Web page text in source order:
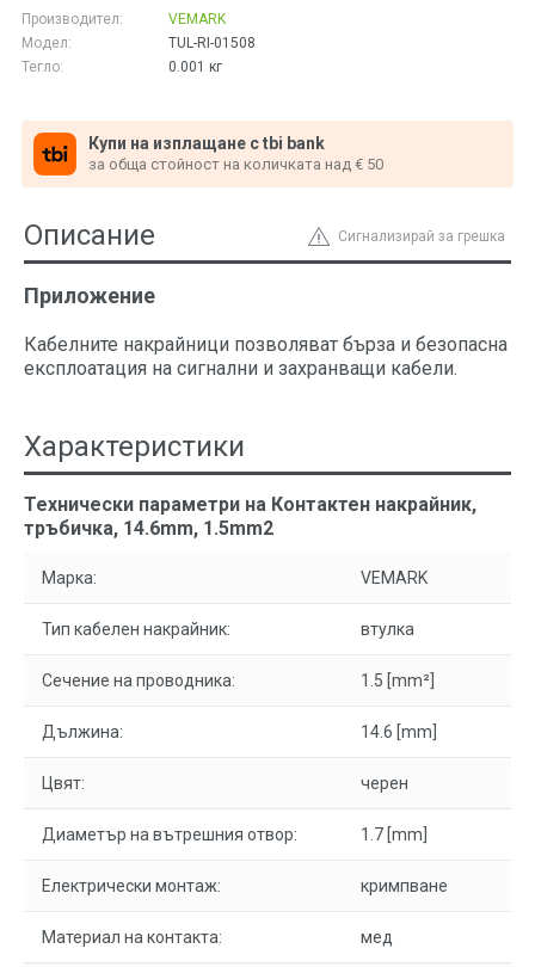
Производител:
VEMARK
Модел:
TUL-RI-01508
Тегло:
0.001 кг
Купи на изплащане с tbi bank
за обща стойност на количката над € 50
Сигнализирай за грешка
Описание
Приложение
Кабелните накрайници позволяват бърза и безопасна
експлоатация на сигнални и захранващи кабели.
Характеристики
Технически параметри на Контактен накрайник,
тръбичка, 14.6mm, 1.5mm2
Марка: VEMARK
Тип кабелен накрайник: втулка
Сечение на проводника: 1.5 [mm²]
Дължина: 14.6 [mm]
Цвят: черен
Диаметър на вътрешния отвор: 1.7 [mm]
Електрически монтаж: кримпване
Материал на контакта: мед